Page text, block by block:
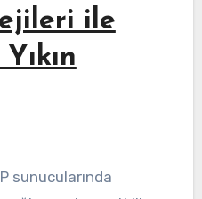
ile
sunucularında